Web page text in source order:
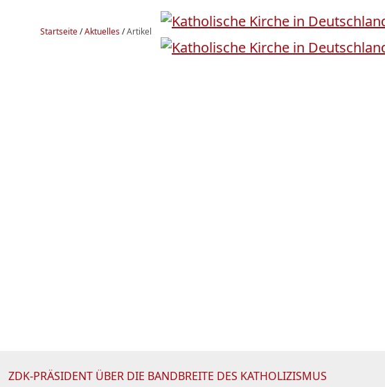
Startseite/Aktuelles/Artikel
ZDK-PRÄSIDENT ÜBER DIE BANDBREITE DES KATHOLIZISMUS